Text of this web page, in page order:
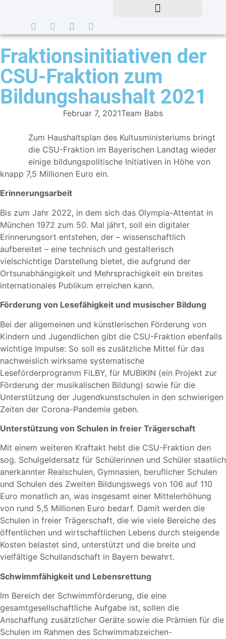
Fraktionsinitiativen der
CSU-Fraktion zum
Bildungshaushalt 2021
Februar 7, 2021Team Babs
Zum Haushaltsplan des Kultusministeriums bringt
die CSU-Fraktion im Bayerischen Landtag wieder
einige bildungspolitische Initiativen in Höhe von
knapp 7,5 Millionen Euro ein.
Erinnerungsarbeit
Bis zum Jahr 2022, in dem sich das Olympia-Attentat in
München 1972 zum 50. Mal jährt, soll ein digitaler
Erinnerungsort entstehen, der – wissenschaftlich
aufbereitet – eine technisch und gestalterisch
vielschichtige Darstellung bietet, die aufgrund der
Ortsunabhängigkeit und Mehrsprachigkeit ein breites
internationales Publikum erreichen kann.
Förderung von Lesefähigkeit und musischer Bildung
Bei der allgemeinen und künstlerischen Förderung von
Kindern und Jugendlichen gibt die CSU-Fraktion ebenfalls
wichtige Impulse: So soll es zusätzliche Mittel für das
nachweislich wirksame systematische
Leseförderprogramm FiLBY, für MUBIKIN (ein Projekt zur
Förderung der musikalischen Bildung) sowie für die
Unterstützung der Jugendkunstschulen in den schwierigen
Zeiten der Corona-Pandemie geben.
Unterstützung von Schulen in freier Trägerschaft
Mit einem weiteren Kraftakt hebt die CSU-Fraktion den
sog. Schulgeldersatz für Schülerinnen und Schüler staatlich
anerkannter Realschulen, Gymnasien, beruflicher Schulen
und Schulen des Zweiten Bildungswegs von 106 auf 110
Euro monatlich an, was insgesamt einer Mittelerhöhung
von rund 5,5 Millionen Euro bedarf. Damit werden die
Schulen in freier Trägerschaft, die wie viele Bereiche des
öffentlichen und wirtschaftlichen Lebens durch steigende
Kosten belastet sind, unterstützt und die breite und
vielfältige Schullandschaft in Bayern bewahrt.
Schwimmfähigkeit und Lebensrettung
Im Bereich der Schwimmförderung, die eine
gesamtgesellschaftliche Aufgabe ist, sollen die
Anschaffung zusätzlicher Geräte sowie die Prämien für die
Schulen im Rahmen des Schwimmabzeichen-